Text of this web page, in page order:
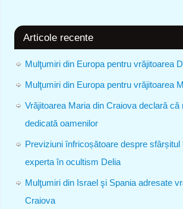
Articole recente
Mulţumiri din Europa pentru vrăjitoarea
Mulţumiri din Europa pentru vrăjitoarea
Vrăjitoarea Maria din Craiova declară că
dedicată oamenilor
Previziuni înfricoșătoare despre sfârșitul
experta în ocultism Delia
Mulţumiri din Israel şi Spania adresate
Craiova